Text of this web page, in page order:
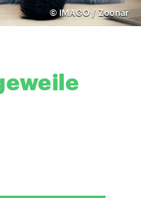
© IMAGO / Zoonar